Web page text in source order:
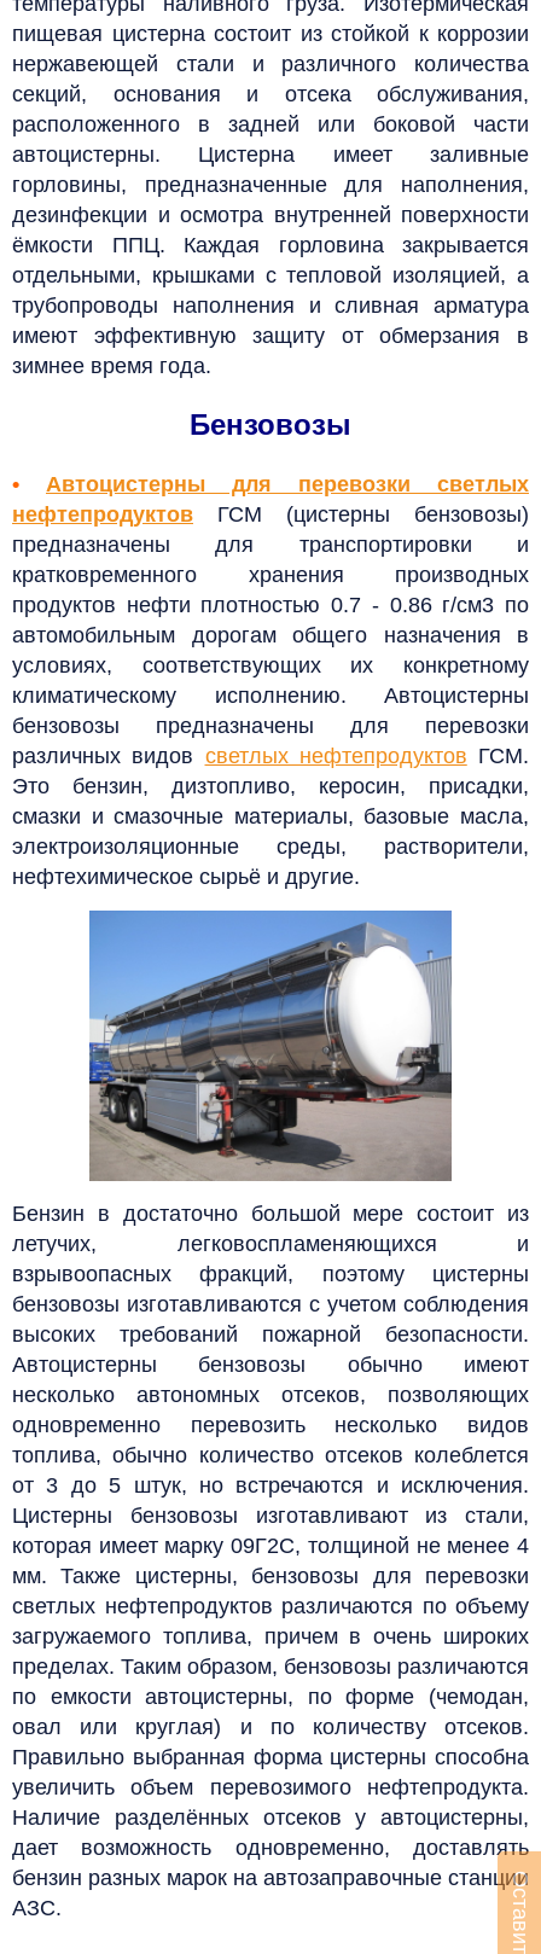
пищевая цистерна состоит из стойкой к коррозии
нержавеющей стали и различного количества
секций, основания и отсека обслуживания,
расположенного в задней или боковой части
автоцистерны. Цистерна имеет заливные
горловины, предназначенные для наполнения,
дезинфекции и осмотра внутренней поверхности
ёмкости ППЦ. Каждая горловина закрывается
отдельными, крышками с тепловой изоляцией, а
трубопроводы наполнения и сливная арматура
имеют эффективную защиту от обмерзания в
зимнее время года.
Бензовозы
•
Автоцистерны для перевозки светлых
нефтепродуктов ГСМ (цистерны бензовозы)
предназначены для транспортировки и
кратковременного хранения производных
продуктов нефти плотностью 0.7 - 0.86 г/см3 по
автомобильным дорогам общего назначения в
условиях, соответствующих их конкретному
климатическому исполнению. Автоцистерны
бензовозы предназначены для перевозки
различных видов светлых нефтепродуктов ГСМ.
Это бензин, дизтопливо, керосин, присадки,
смазки и смазочные материалы, базовые масла,
электроизоляционные среды, растворители,
нефтехимическое сырьё и другие.
Бензин в достаточно большой мере состоит из
летучих, легковоспламеняющихся и
взрывоопасных фракций, поэтому цистерны
бензовозы изготавливаются с учетом соблюдения
высоких требований пожарной безопасности.
Автоцистерны бензовозы обычно имеют
несколько автономных отсеков, позволяющих
одновременно перевозить несколько видов
топлива, обычно количество отсеков колеблется
от 3 до 5 штук, но встречаются и исключения.
Цистерны бензовозы изготавливают из стали,
которая имеет марку 09Г2С, толщиной не менее 4
мм.Также цистерны, бензовозы для перевозки
светлых нефтепродуктов различаются по объему
загружаемого топлива, причем в очень широких
пределах. Таким образом, бензовозы различаются
по емкости автоцистерны, по форме (чемодан,
овал или круглая) и по количеству отсеков.
Правильно выбранная форма цистерны способна
увеличить объем перевозимого нефтепродукта.
Наличие разделённых отсеков у автоцистерны,
дает возможность одновременно, доставлять
бензин разных марок на автозаправочные станции
АЗС.